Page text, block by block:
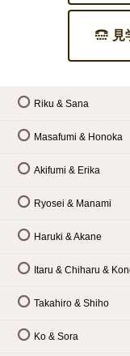
見
Riku & Sana
Masafumi & Honoka
Akifumi & Erika
Ryosei & Manami
Haruki & Akane
Itaru & Chiharu &
Takahiro & Shiho
Ko & Sora